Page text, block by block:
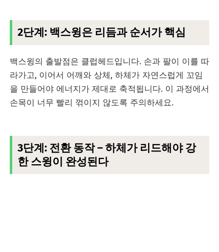
2단계: 백스윙은 리듬과 순서가 핵심
백스윙의 출발점은 클럽헤드입니다. 손과 팔이 이를 따
라가고, 이어서 어깨와 상체, 하체가 자연스럽게 꼬임
을 만들어야 에너지가 제대로 축적됩니다. 이 과정에서
손목이 너무 빨리 꺾이지 않도록 주의하세요.
3단계: 전환 동작 – 하체가 리드해야 강
한 스윙이 완성된다